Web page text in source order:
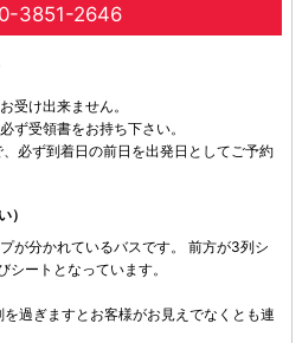
3851-2646
受け出来ません。
ず受領書をお持ち下さい。
必ず到着日の前日を出発日としてご予約
）
が分かれているバスです。 前方が3列シ
ートとなっています。
過ぎますとお客様がお見えでなくとも連